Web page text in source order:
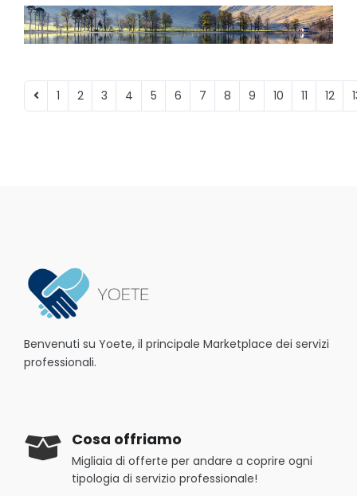
1 2 3 4 5 6 7 8 9 10 11 12
Benvenuti su Yoete, il principale Marketplace dei servizi
professionali.
Cosa offriamo
Migliaia di offerte per andare a coprire ogni
tipologia di servizio professionale!